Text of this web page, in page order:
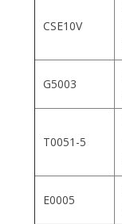
CSE10V
G5003
T0051-5
E0005